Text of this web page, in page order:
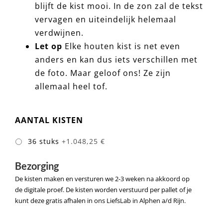
blijft de kist mooi. In de zon zal de tekst
vervagen en uiteindelijk helemaal
verdwijnen.
Let op Elke houten kist is net even
anders en kan dus iets verschillen met
de foto. Maar geloof ons! Ze zijn
allemaal heel tof.
AANTAL KISTEN
36 stuks +1.048,25 €
Bezorging
De kisten maken en versturen we 2-3 weken na akkoord op
de digitale proef. De kisten worden verstuurd per pallet of je
kunt deze gratis afhalen in ons LiefsLab in Alphen a/d Rijn.